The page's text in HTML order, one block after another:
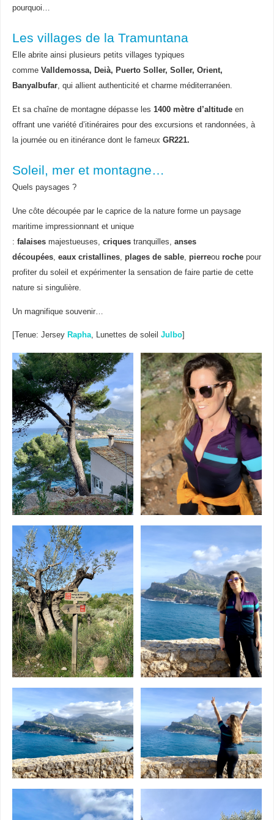
pourquoi…
Les villages de la Tramuntana
Elle abrite ainsi plusieurs petits villages typiques
comme Valldemossa, Deià, Puerto Soller, Soller, Orient,
Banyalbufar, qui allient authenticité et charme méditerranéen.
Et sa chaîne de montagne dépasse les 1400 mètre d’altitudeen
offrant une variété d’itinéraires pour des excursions et randonnées, à
la journée ou en itinérance dont le fameux GR221.
Soleil, mer et montagne…
Quels paysages ?
Une côte découpée par le caprice de la nature forme un paysage
maritime impressionnant et unique
: falaises majestueuses, criquestranquilles, anses
découpées, eaux cristallines, plages de sable, pierreou rochepour
profiter du soleil et expérimenter la sensation de faire partie de cette
nature si singulière.
Un magnifique souvenir…
[Tenue: Jersey Rapha, Lunettes de soleil Julbo]